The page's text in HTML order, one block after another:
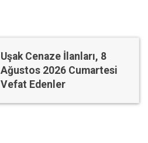
Uşak Cenaze İlanları, 8
Ağustos 2026 Cumartesi
Vefat Edenler